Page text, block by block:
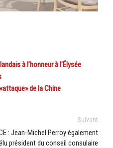
à l’honneur à l’Élysée
de la Chine
Suivant
: Jean-Michel Perroy également
président du conseil consulaire